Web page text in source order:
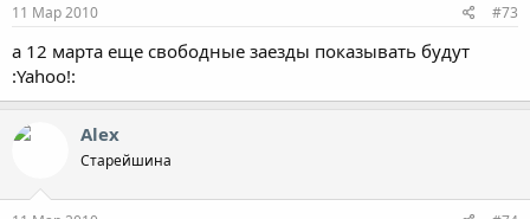
11 Мар 2010 #73
а 12 марта еще свободные заезды показывать будут
:Yahoo!:
Alex
Старейшина